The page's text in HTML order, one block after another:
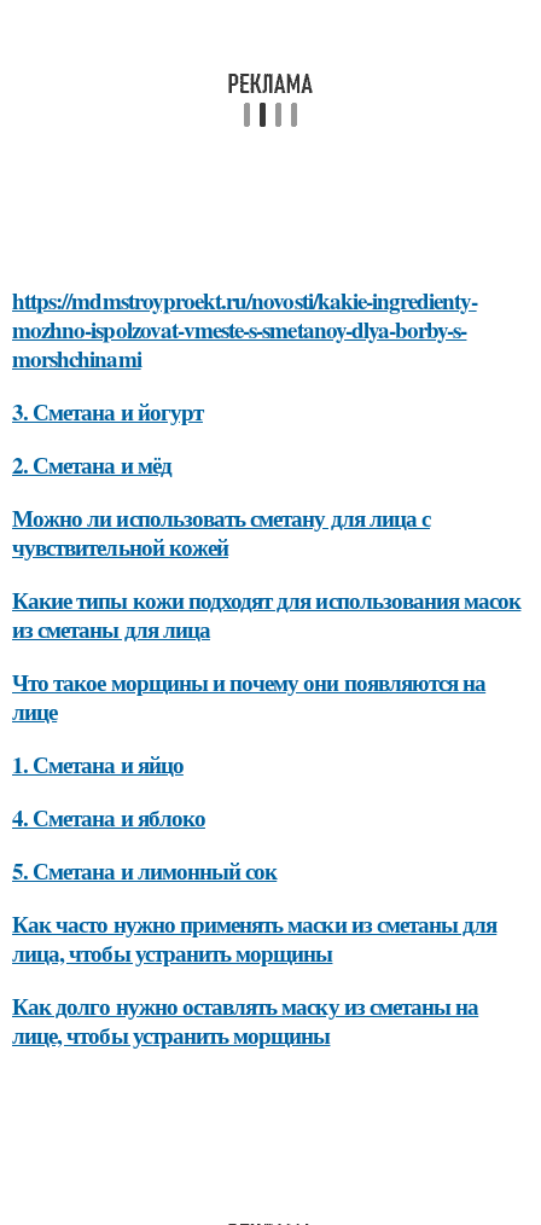
https://mdmstroyproekt.ru/novosti/kakie-ingredienty-
mozhno-ispolzovat-vmeste-s-smetanoy-dlya-borby-s-
morshchinami
3. Сметана и йогурт
2. Сметана и мёд
Можно ли использовать сметану для лица с
чувствительной кожей
Какие типы кожи подходят для использования масок
из сметаны для лица
Что такое морщины и почему они появляются на
лице
1. Сметана и яйцо
4. Сметана и яблоко
5. Сметана и лимонный сок
Как часто нужно применять маски из сметаны для
лица, чтобы устранить морщины
Как долго нужно оставлять маску из сметаны на
лице, чтобы устранить морщины